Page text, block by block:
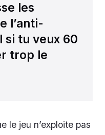
les
l’anti-
si tu veux 60
trop le
le jeu n’exploite pas